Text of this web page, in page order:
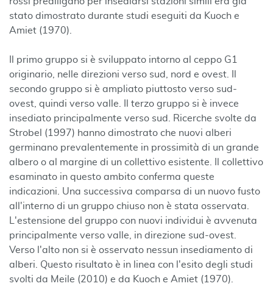
stato dimostrato durante studi eseguiti da Kuoch e
Amiet (1970).
Il primo gruppo si è sviluppato intorno al ceppo G1
originario, nelle direzioni verso sud, nord e ovest. Il
secondo gruppo si è ampliato piuttosto verso sud-
ovest, quindi verso valle. Il terzo gruppo si è invece
insediato principalmente verso sud. Ricerche svolte da
Strobel (1997) hanno dimostrato che nuovi alberi
germinano prevalentemente in prossimità di un grande
albero o al margine di un collettivo esistente. Il collettivo
esaminato in questo ambito conferma queste
indicazioni. Una successiva comparsa di un nuovo fusto
all'interno di un gruppo chiuso non è stata osservata.
L'estensione del gruppo con nuovi individui è avvenuta
principalmente verso valle, in direzione sud-ovest.
Verso l'alto non si è osservato nessun insediamento di
alberi. Questo risultato è in linea con l'esito degli studi
svolti da Meile (2010) e da Kuoch e Amiet (1970).